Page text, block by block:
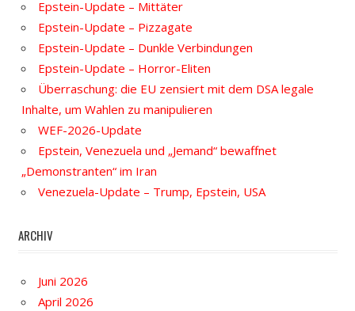
Epstein-Update – Mittäter
Epstein-Update – Pizzagate
Epstein-Update – Dunkle Verbindungen
Epstein-Update – Horror-Eliten
Überraschung: die EU zensiert mit dem DSA legale
Inhalte, um Wahlen zu manipulieren
WEF-2026-Update
Epstein, Venezuela und „Jemand“ bewaffnet
„Demonstranten“ im Iran
Venezuela-Update – Trump, Epstein, USA
ARCHIV
Juni 2026
April 2026